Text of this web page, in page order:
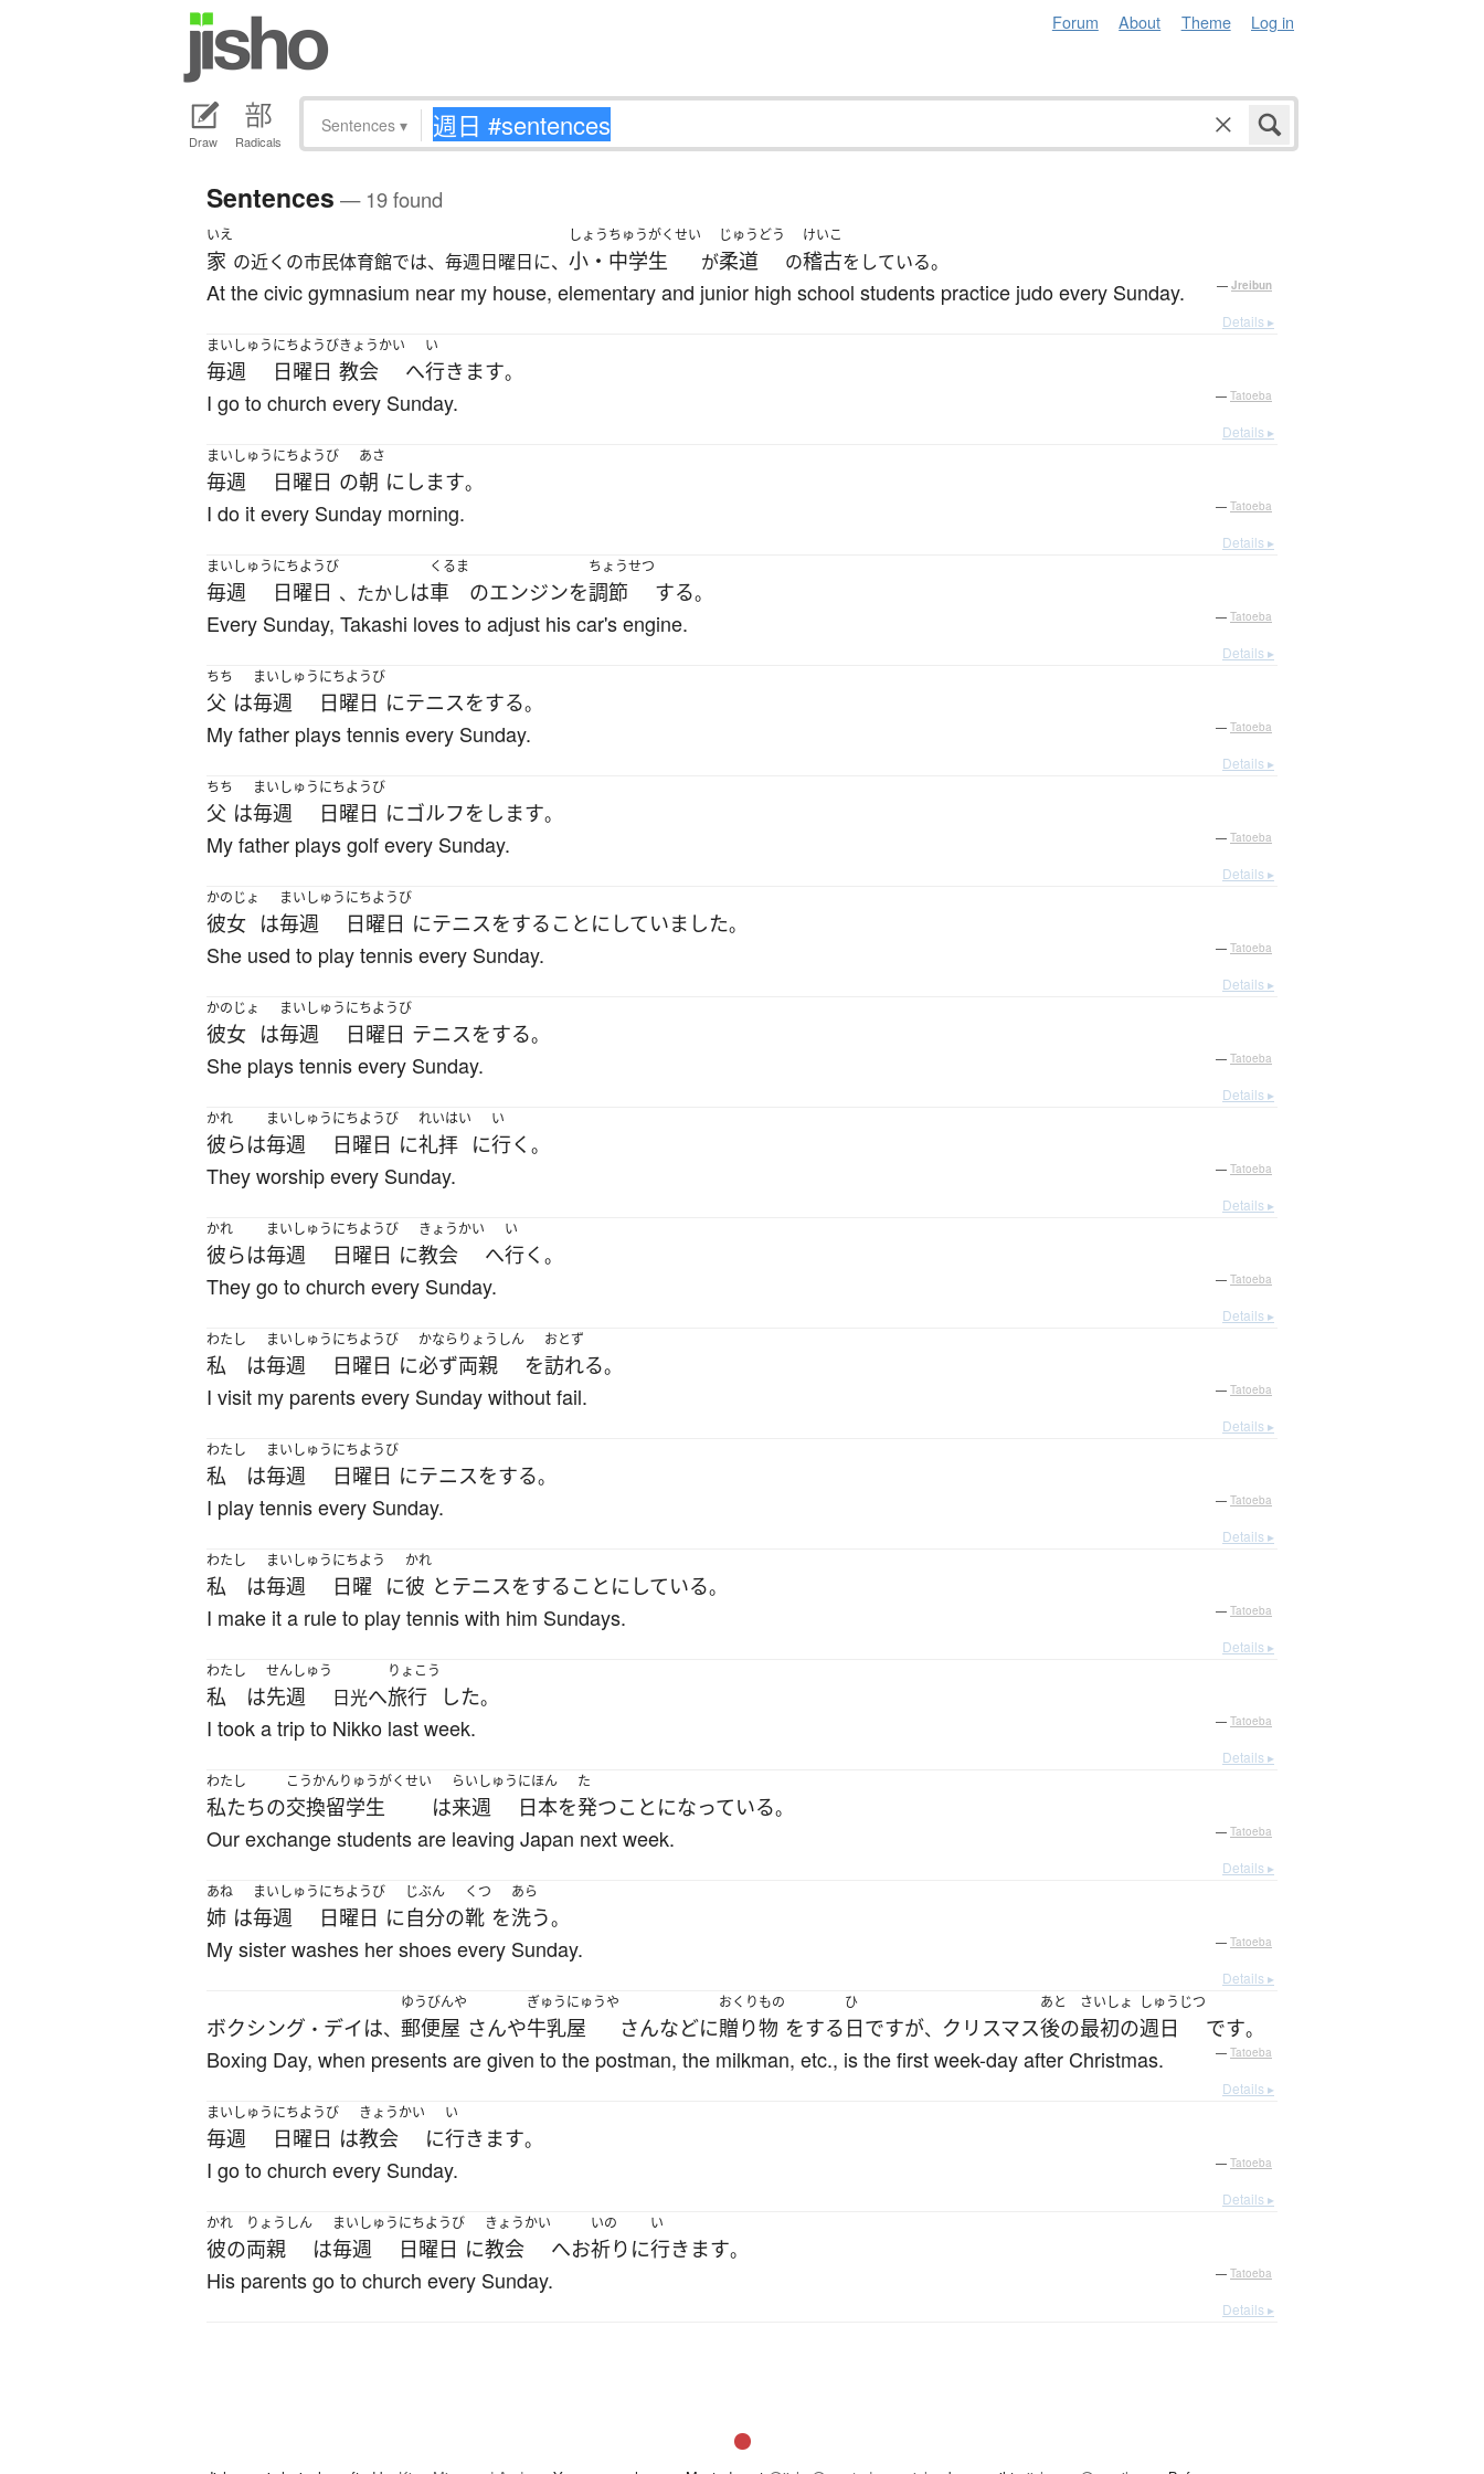
Forum About Theme Log in
Draw Radicals
Sentences ▾
Sentences — 19 found
いえ
家 の近くの市民体育館では、毎週日曜日に、
しょうちゅうがくせい
小・中学生 が
じゅうどう
柔道 の
けいこ
稽古をしている。
At the civic gymnasium near my house, elementary and junior high school students practice judo every Sunday. — Jreibun
Details ▸
まいしゅう
毎週
にちようび
日曜日
きょうかい
教会 へ
い
行きます。
I go to church every Sunday. — Tatoeba
Details ▸
まいしゅう
毎週
にちようび
日曜日 の
あさ
朝 に します。
I do it every Sunday morning. — Tatoeba
Details ▸
まいしゅう
毎週
にちようび
日曜日 、たかしは
くるま
車 のエンジンを
ちょうせつ
調節 する。
Every Sunday, Takashi loves to adjust his car's engine. — Tatoeba
Details ▸
ちち
父 は
まいしゅう
毎週
にちようび
日曜日 にテニスをする。
My father plays tennis every Sunday. — Tatoeba
Details ▸
ちち
父 は
まいしゅう
毎週
にちようび
日曜日 にゴルフを します。
My father plays golf every Sunday. — Tatoeba
Details ▸
かのじょ
彼女 は
まいしゅう
毎週
にちようび
日曜日 にテニスをする ことにしていました。
She used to play tennis every Sunday. — Tatoeba
Details ▸
かのじょ
彼女 は
まいしゅう
毎週
にちようび
日曜日 テニスをする。
She plays tennis every Sunday. — Tatoeba
Details ▸
かれ
彼らは
まいしゅう
毎週
にちようび
日曜日 に
れいはい
礼拝 に
い
行く 。
They worship every Sunday. — Tatoeba
Details ▸
かれ
彼らは
まいしゅう
毎週
にちようび
日曜日 に
きょうかい
教会 へ
い
行く 。
They go to church every Sunday. — Tatoeba
Details ▸
わたし
私 は
まいしゅう
毎週
にちようび
日曜日 に
かなら
必ず
りょうしん
両親 を
おとず
訪れる。
I visit my parents every Sunday without fail. — Tatoeba
Details ▸
わたし
私 は
まいしゅう
毎週
にちようび
日曜日 にテニスをする。
I play tennis every Sunday. — Tatoeba
Details ▸
わたし
私 は
まいしゅう
毎週
にちよう
日曜 に
かれ
彼 とテニスをする ことにしている。
I make it a rule to play tennis with him Sundays. — Tatoeba
Details ▸
わたし
私 は
せんしゅう
先週 日光へ
りょこう
旅行 した。
I took a trip to Nikko last week. — Tatoeba
Details ▸
わたし
私たちの
こうかんりゅうがくせい
交換留学生 は
らいしゅう
来週
にほん
日本を
た
発つことになっている。
Our exchange students are leaving Japan next week. — Tatoeba
Details ▸
あね
姉 は
まいしゅう
毎週
にちようび
日曜日 に
じぶん
自分の
くつ
靴 を
あら
洗う。
My sister washes her shoes every Sunday. — Tatoeba
Details ▸
ボクシング ・ デイは、
ゆうびんや
郵便屋 さんや
ぎゅうにゅうや
牛乳屋 さんなどに
おくりもの
贈り物 をする
ひ
日ですが、 クリスマス
あと
後の
さいしょ
最初の
しゅうじつ
週日 です。
Boxing Day, when presents are given to the postman, the milkman, etc., is the first week-day after Christmas. — Tatoeba
Details ▸
まいしゅう
毎週
にちようび
日曜日 は
きょうかい
教会 に
い
行きます。
I go to church every Sunday. — Tatoeba
Details ▸
かれ
彼の
りょうしん
両親 は
まいしゅう
毎週
にちようび
日曜日 に
きょうかい
教会 へお
いの
祈り に
い
行きます。
His parents go to church every Sunday. — Tatoeba
Details ▸